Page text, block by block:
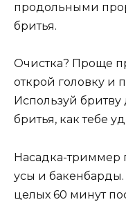
продольными
бритья.
Очистка? Проще
открой головку и
Используй бритву
бритья, как тебе
Насадка-триммер
усы и
целых 60 минут